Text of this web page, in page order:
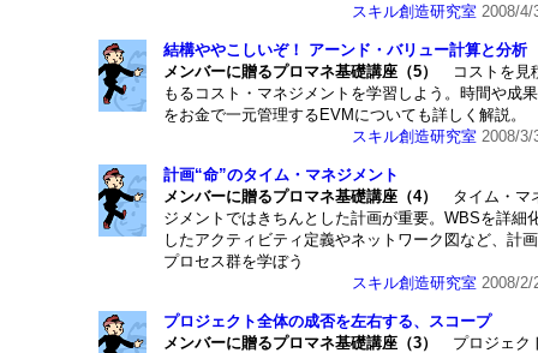
スキル創造研究室 2008/4/
結構ややこしいぞ！ アーンド・バリュー計算と分析
メンバーに贈るプロマネ基礎講座（5）
コストを見
もるコスト・マネジメントを学習しよう。時間や成果
をお金で一元管理するEVMについても詳しく解説。
スキル創造研究室 2008/3/
計画“命”のタイム・マネジメント
メンバーに贈るプロマネ基礎講座（4） タイム・マ
ジメントではきちんとした計画が重要。WBSを詳細
したアクティビティ定義やネットワーク図など、計画
プロセス群を学ぼう
スキル創造研究室 2008/2/
プロジェクト全体の成否を左右する、スコープ
メンバーに贈るプロマネ基礎講座（3） プロジェク